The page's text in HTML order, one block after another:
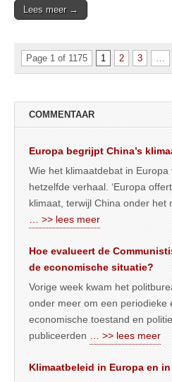
Lees meer →
Page 1 of 1175 1 2 3
COMMENTAAR
Europa begrijpt China’s
Wie het klimaatdebat in
hetzelfde verhaal. ‘Europa
klimaat, terwijl China onder het
… >> lees meer
Hoe evalueert de
de economische situatie?
Vorige week kwam het
onder meer om een periodieke
economische toestand en
publiceerden
… >> lees meer
Klimaatbeleid in Europa en